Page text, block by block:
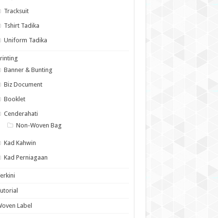
Tracksuit
Tshirt Tadika
Uniform Tadika
Banner & Bunting
Biz Document
Booklet
Cenderahati
Non-Woven Bag
Kad Kahwin
Kad Perniagaan
Label